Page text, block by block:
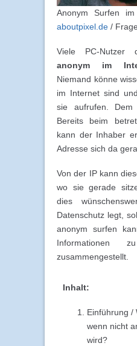
Anonym Surfen
aboutpixel.de /
Viele PC-Nutzer
anonym im
Niemand könne
im Internet sind
sie aufrufen.
Bereits beim
kann der Inhaber
Adresse sich da
Von der IP kann
wo sie gerade
dies
Datenschutz legt,
anonym surfen
Informationen
zusammengestellt.
Inhalt:
Einführung /
wenn nicht
wird?